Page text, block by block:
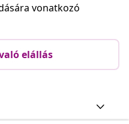
vonatkozó
elállás